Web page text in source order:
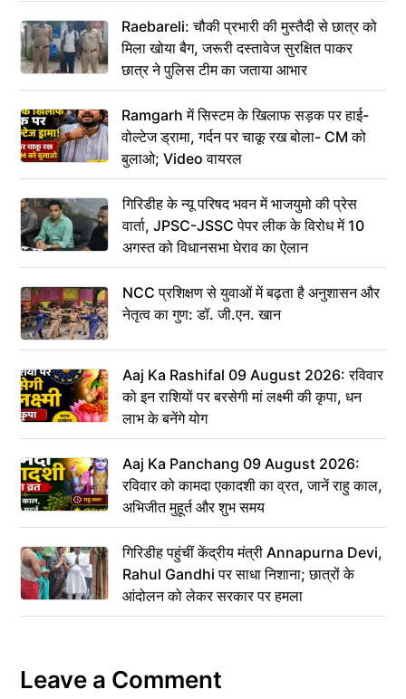
Raebareli: चौकी प्रभारी की मुस्तैदी से छात्र को
मिला खोया बैग, जरूरी दस्तावेज सुरक्षित पाकर
छात्र ने पुलिस टीम का जताया आभार
Ramgarh में सिस्टम के खिलाफ सड़क पर हाई-
वोल्टेज ड्रामा, गर्दन पर चाकू रख बोला- CM को
बुलाओ; Video वायरल
गिरिडीह के न्यू परिषद भवन में भाजयुमो की प्रेस
वार्ता, JPSC-JSSC पेपर लीक के विरोध में 10
अगस्त को विधानसभा घेराव का ऐलान
NCC प्रशिक्षण से युवाओं में बढ़ता है अनुशासन और
नेतृत्व का गुण: डॉ. जी.एन. खान
Aaj Ka Rashifal 09 August 2026: रविवार
को इन राशियों पर बरसेगी मां लक्ष्मी की कृपा, धन
लाभ के बनेंगे योग
Aaj Ka Panchang 09 August 2026:
रविवार को कामदा एकादशी का व्रत, जानें राहु काल,
अभिजीत मुहूर्त और शुभ समय
गिरिडीह पहुंचीं केंद्रीय मंत्री Annapurna Devi,
Rahul Gandhi पर साधा निशाना; छात्रों के
आंदोलन को लेकर सरकार पर हमला
Leave a Comment